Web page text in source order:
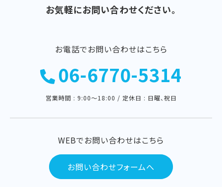
お気軽にお問い合わせください。
お電話でお問い合わせはこちら
06-6770-5314
営業時間 : 9:00〜18:00 / 定休日 : 日曜、祝日
WEBでお問い合わせはこちら
お問い合わせフォームへ